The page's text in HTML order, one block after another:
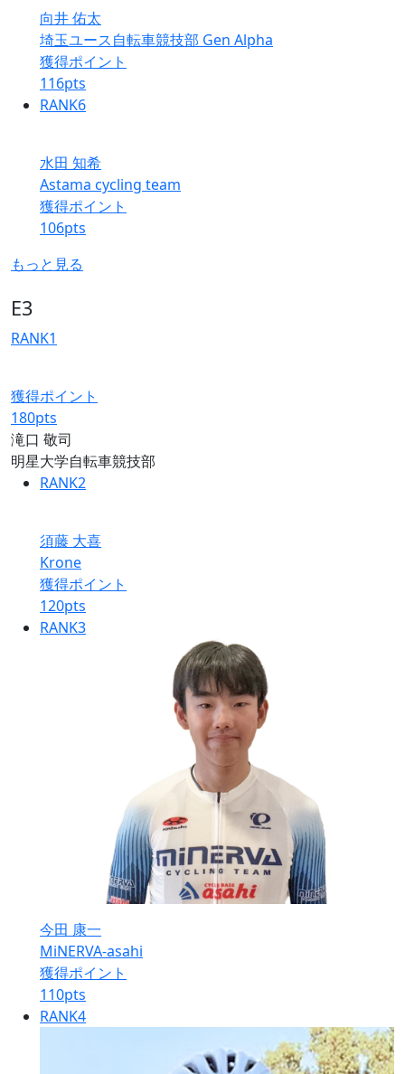
向井 佑太
埼玉ユース自転車競技部 Gen Alpha
獲得ポイント
116pts
RANK6
水田 知希
Astama cycling team
獲得ポイント
106pts
もっと見る
E3
RANK1
獲得ポイント
180pts
滝口 敬司
明星大学自転車競技部
RANK2
須藤 大喜
Krone
獲得ポイント
120pts
RANK3
今田 康一
MiNERVA-asahi
獲得ポイント
110pts
RANK4